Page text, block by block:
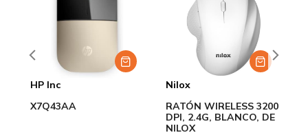
HP Inc
X7Q43AA
Nilox
RATÓN WIRELESS 3200
DPI, 2.4G, BLANCO, DE
NILOX